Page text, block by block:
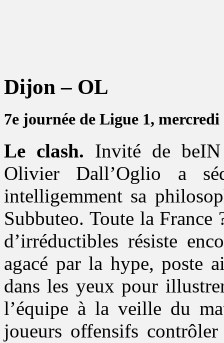
Dijon – OL
7e journée de Ligue 1,
Le clash. Invité de beIN
Olivier Dall’Oglio a
intelligemment sa
Subbuteo. Toute la
d’irréductibles résiste
agacé par la hype, poste
dans les yeux pour
l’équipe à la veille du
joueurs offensifs